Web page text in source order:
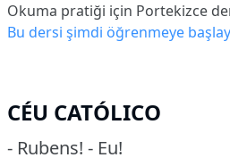
Okuma pratiği için Portekizce
Bu dersi şimdi öğrenmeye
CÉU CATÓLICO
- Rubens! - Eu!